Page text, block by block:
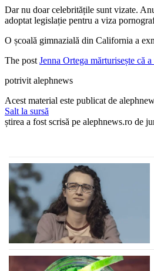
Dar nu doar celebritățile sunt vizate.
adoptat legislație pentru a viza
O școală gimnazială din California a
The post Jenna Ortega mărturisește că
potrivit alephnews
Acest material este publicat de
Salt la sursă
știrea a fost scrisă pe alephnews.ro de